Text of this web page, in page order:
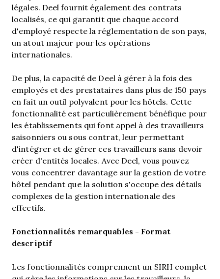
légales. Deel fournit également des contrats
localisés, ce qui garantit que chaque accord
d'employé respecte la réglementation de son pays,
un atout majeur pour les opérations
internationales.
De plus, la capacité de Deel à gérer à la fois des
employés et des prestataires dans plus de 150 pays
en fait un outil polyvalent pour les hôtels. Cette
fonctionnalité est particulièrement bénéfique pour
les établissements qui font appel à des travailleurs
saisonniers ou sous contrat, leur permettant
d'intégrer et de gérer ces travailleurs sans devoir
créer d'entités locales. Avec Deel, vous pouvez
vous concentrer davantage sur la gestion de votre
hôtel pendant que la solution s'occupe des détails
complexes de la gestion internationale des
effectifs.
Fonctionnalités remarquables - Format
descriptif
Les fonctionnalités comprennent un SIRH complet